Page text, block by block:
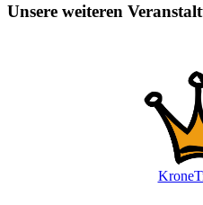
Unsere weiteren